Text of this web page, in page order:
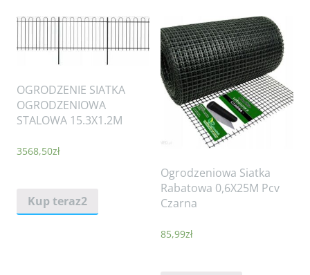
OGRODZENIE SIATKA
OGRODZENIOWA
STALOWA 15.3X1.2M
3568,50zł
Kup teraz2
Ogrodzeniowa Siatka
Rabatowa 0,6X25M Pcv
Czarna
85,99zł